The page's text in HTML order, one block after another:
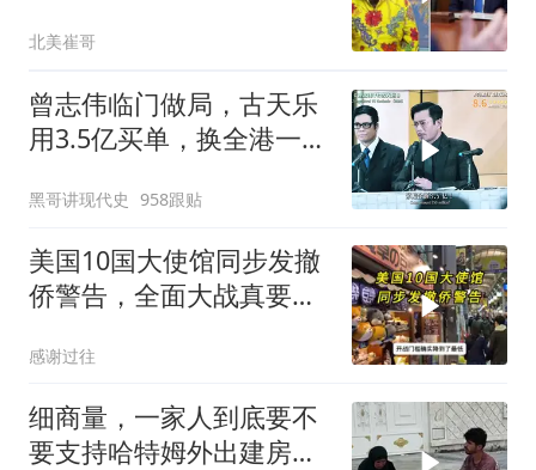
北美崔哥
曾志伟临门做局，古天乐
用3.5亿买单，换全港一声
黑哥讲现代史 958跟贴
美国10国大使馆同步发撤
侨警告，全面大战真要来
感谢过往
细商量，一家人到底要不
要支持哈特姆外出建房的